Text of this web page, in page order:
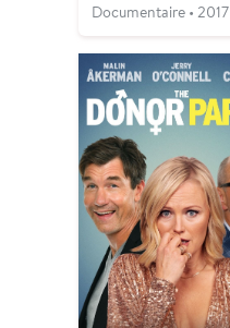
Documentaire • 2017